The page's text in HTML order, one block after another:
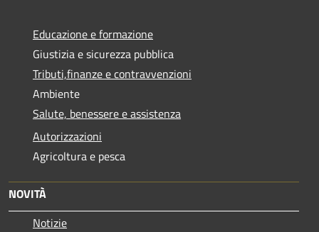
Educazione e formazione
Giustizia e sicurezza pubblica
Tributi,finanze e contravvenzioni
Ambiente
Salute, benessere e assistenza
Autorizzazioni
Agricoltura e pesca
NOVITÀ
Notizie